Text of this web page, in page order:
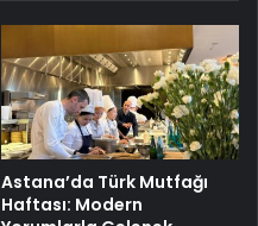
Astana’da Türk Mutfağı
Haftası: Modern